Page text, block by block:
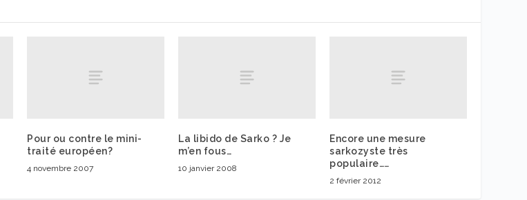
Pour ou contre le mini-
traité européen?
4 novembre 2007
La libido de Sarko ? Je
m’en fous…
10 janvier 2008
Encore une mesure
sarkozyste très
populaire……
2 février 2012